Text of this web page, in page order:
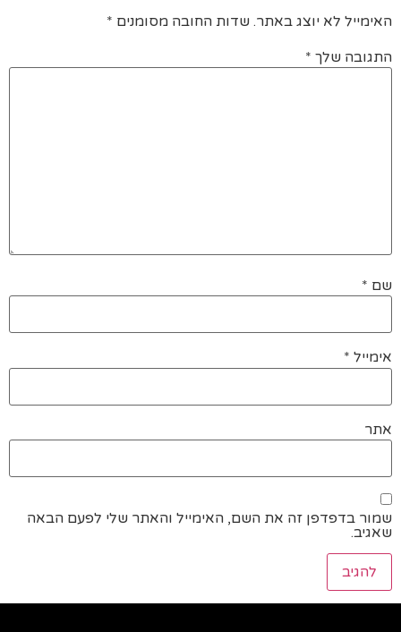
האימייל לא יוצג באתר. שדות החובה מסומנים *
התגובה שלך *
שם *
אימייל *
אתר
שמור בדפדפן זה את השם, האימייל והאתר שלי לפעם הבאה
שאגיב.